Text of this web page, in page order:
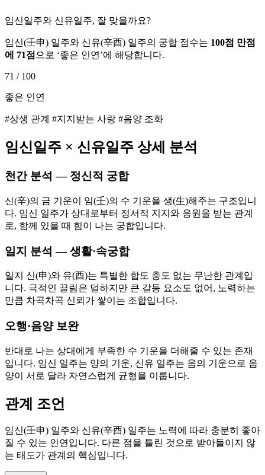
임신일주와 신유일주, 잘 맞을까요?
임신(壬申) 일주와 신유(辛酉) 일주의 궁합 점수는 100점 만점
에 71점 으로 ‘좋은 인연 ’에 해당합니다.
71 / 100
좋은 인연
#상생 관계 #지지받는 사랑 #음양 조화
임신일주 × 신유일주 상세 분석
천간 분석 — 정신적 궁합
신(辛)의 금 기운이 임(壬)의 수 기운을 생(生)해주는 구조입니
다. 임신 일주가 상대로부터 정서적 지지와 응원을 받는 관계
로, 함께 있을 때 힘이 나는 궁합입니다.
일지 분석 — 생활·속궁합
일지 신(申)와 유(酉)는 특별한 합도 충도 없는 무난한 관계입
니다. 극적인 끌림은 덜하지만 큰 갈등 요소도 없어, 노력하는
만큼 차곡차곡 신뢰가 쌓이는 조합입니다.
오행·음양 보완
반대로 나는 상대에게 부족한 수 기운을 더해줄 수 있는 존재
입니다. 임신 일주는 양의 기운, 신유 일주는 음의 기운으로 음
양이 서로 달라 자연스럽게 균형을 이룹니다.
관계 조언
임신(壬申) 일주와 신유(辛酉) 일주는 노력에 따라 충분히 좋아
질 수 있는 인연입니다. 다른 점을 틀린 것으로 받아들이지 않
는 태도가 관계의 핵심입니다.